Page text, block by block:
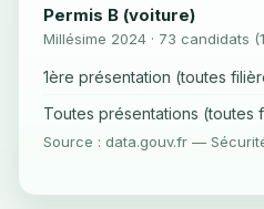
Permis B (voiture)
Millésime 2024 · 73 candidats
1ère présentation (toutes
Toutes présentations (toutes
Source : data.gouv.fr —